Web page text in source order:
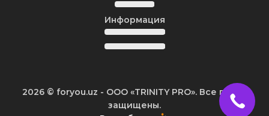
Информация
2026 © foryou.uz - ООО «TRINITY PRO». Все права
защищены.